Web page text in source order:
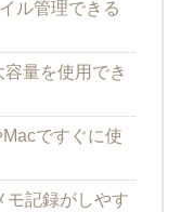
ル管理できる
量を使用でき
ですぐに使
モ記録がしやす